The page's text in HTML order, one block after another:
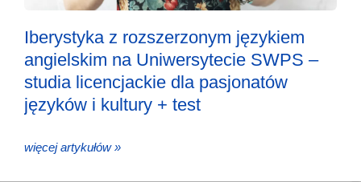
Iberystyka z rozszerzonym językiem
angielskim na Uniwersytecie SWPS –
studia licencjackie dla pasjonatów
języków i kultury + test
więcej artykułów »